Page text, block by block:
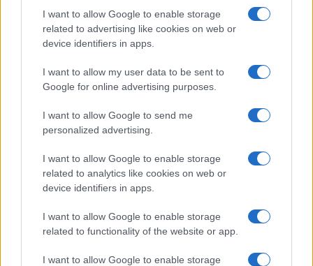
I want to allow Google to enable storage
related to advertising like cookies on web or
device identifiers in apps.
I want to allow my user data to be sent to
Google for online advertising purposes.
I want to allow Google to send me
personalized advertising.
I want to allow Google to enable storage
related to analytics like cookies on web or
device identifiers in apps.
I want to allow Google to enable storage
related to functionality of the website or app.
I want to allow Google to enable storage
F
a
b
o
k
T
w
it
te
Pi
n
re
st
W
h
at
s
A
p
p
S
h
re
Prossimo articolo
NOTIZIE RECENTI
Le previsioni meteo per il weekend a Olbia e in
Michelle Hunziker in Gallura, bella anche dal
vivo: un amico vip svela come fa